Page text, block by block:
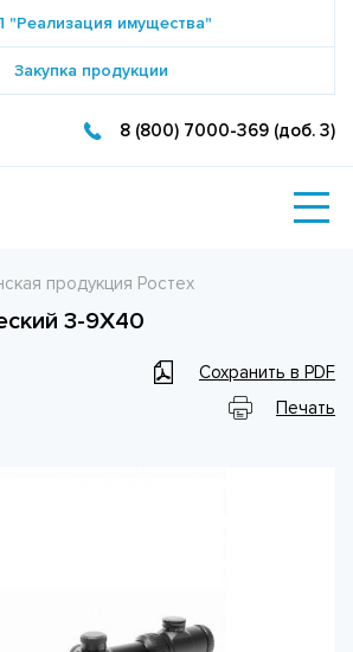
"Реализация имущества"
Закупка продукции
8 (800) 7000-369 (доб. 3)
продукция Ростех
3-9Х40
Сохранить в PDF
Печать